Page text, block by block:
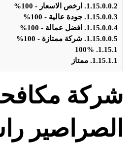
1.15.0.0.2.
ارخص الاسعار - 100%
1.15.0.0.3. جودة عالية - 100%
1.15.0.0.4.
افضل عمالة - 100%
1.15.0.0.5. شركة ممتازة - 100%
1.15.1.
1.15.1.1. ممتاز
شركة
الصراصير